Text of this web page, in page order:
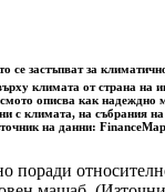
застъпват за
климата от страна
описва как
климата, на събрания
на данни: